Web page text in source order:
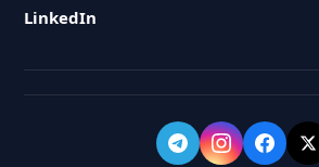
LinkedIn